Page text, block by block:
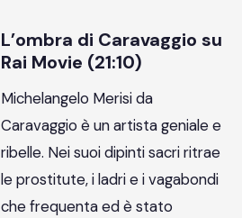
L’ombra di Caravaggio su
Rai Movie (21:10)
Michelangelo Merisi da
Caravaggio è un artista geniale e
ribelle. Nei suoi dipinti sacri ritrae
le prostitute, i ladri e i vagabondi
che frequenta ed è stato